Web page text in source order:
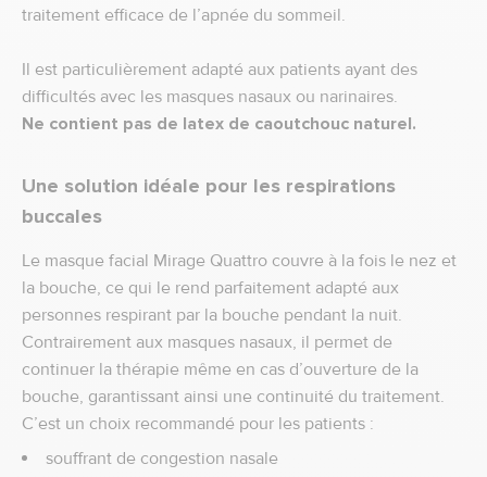
traitement efficace de l’apnée du sommeil.
Il est particulièrement adapté aux patients ayant des
difficultés avec les masques nasaux ou narinaires.
Ne contient pas de latex de caoutchouc naturel.
Une solution idéale pour les respirations
buccales
Le masque facial Mirage Quattro couvre à la fois le nez et
la bouche, ce qui le rend parfaitement adapté aux
personnes respirant par la bouche pendant la nuit.
Contrairement aux masques nasaux, il permet de
continuer la thérapie même en cas d’ouverture de la
bouche, garantissant ainsi une continuité du traitement.
C’est un choix recommandé pour les patients :
souffrant de congestion nasale